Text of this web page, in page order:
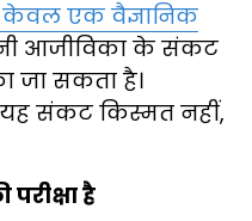
एक वैज्ञानिक
आजीविका के संकट
जा सकता है।
संकट किस्मत नहीं,
है